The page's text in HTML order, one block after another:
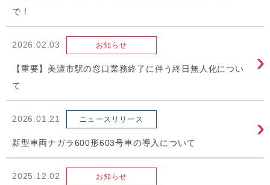
で！
2026.02.03 お知らせ
【重要】美濃市駅の窓口業務終了に伴う終日無人化につい
て
2026.01.21 ニュースリリース
新型車両ナガラ600形603号車の導入について
2025.12.02 お知らせ